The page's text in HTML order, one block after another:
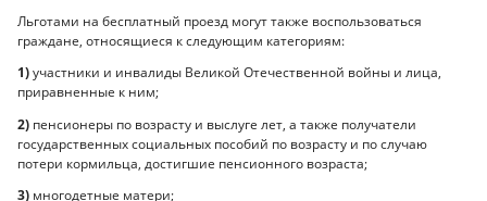
Льготами на бесплатный проезд могут также воспользоваться
граждане, относящиеся к следующим категориям:
1)участники и инвалиды Великой Отечественной войны и лица,
приравненные к ним;
2) пенсионеры по возрасту и выслуге лет, а также получатели
государственных социальных пособий по возрасту и по случаю
потери кормильца, достигшие пенсионного возраста;
3) многодетные матери;